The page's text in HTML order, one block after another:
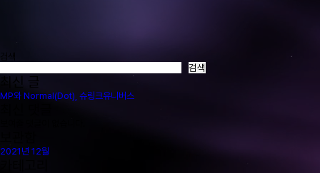
검색
검색
최신 글
MP와 Normal(Dot), 슈링크유니버스
2021년 12월